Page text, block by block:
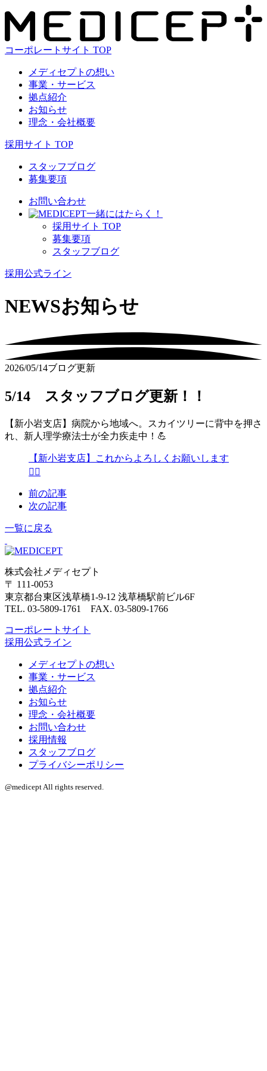
コーポレートサイト TOP
メディセプトの想い
事業・サービス
拠点紹介
お知らせ
理念・会社概要
採用サイト TOP
スタッフブログ
募集要項
お問い合わせ
⼀緒にはたらく！
採⽤サイト TOP
募集要項
スタッフブログ
採用公式ライン
NEWSお知らせ
2026/05/14ブログ更新
5/14 スタッフブログ更新！！
【新小岩支店】病院から地域へ。スカイツリーに背中を押さ
れ、新人理学療法士が全力疾走中！💪
【新小岩支店】これからよろしくお願いします
🙇‍♀️
前の記事
次の記事
一覧に戻る
株式会社メディセプト
〒 111-0053
東京都台東区浅草橋1-9-12 浅草橋駅前ビル6F
TEL. 03-5809-1761 FAX. 03-5809-1766
コーポレートサイト
採用公式ライン
メディセプトの想い
事業・サービス
拠点紹介
お知らせ
理念・会社概要
お問い合わせ
採用情報
スタッフブログ
プライバシーポリシー
@medicept All rights reserved.